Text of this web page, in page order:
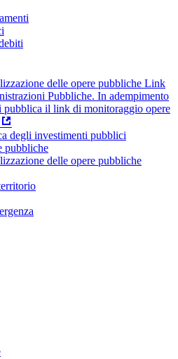
delle opere pubbliche Link
Pubbliche. In adempimento
pubblica il link di monitoraggio opere
degli investimenti pubblici
pubbliche
delle opere pubbliche